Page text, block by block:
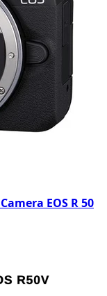
EOS R 50